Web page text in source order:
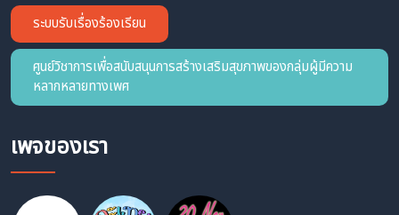
ระบบรับเรื่องร้องเรียน
ศูนย์วิชาการเพื่อสนับสนุนการสร้างเสริมสุขภาพของกลุ่มผู้มีความ
หลากหลายทางเพศ
เพจของเรา